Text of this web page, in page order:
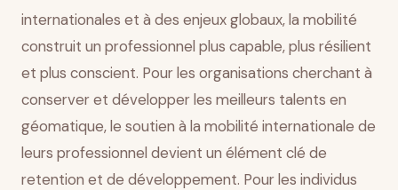
internationales et à des enjeux globaux, la mobilité
construit un professionnel plus capable, plus résilient
et plus conscient. Pour les organisations cherchant à
conserver et développer les meilleurs talents en
géomatique, le soutien à la mobilité internationale de
leurs professionnel devient un élément clé de
retention et de développement. Pour les individus